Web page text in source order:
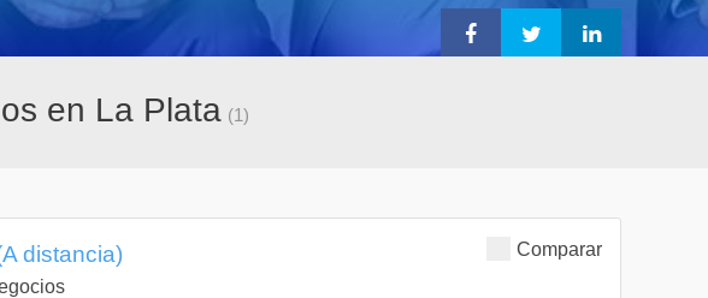
en La Plata (1)
Comparar
distancia)